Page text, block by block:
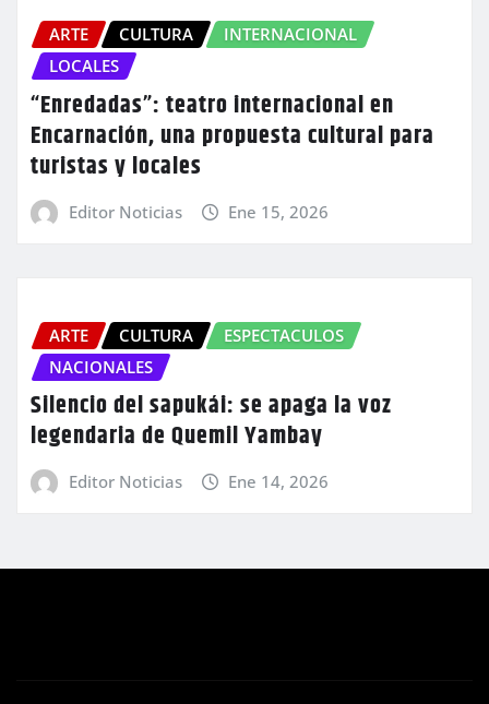
ARTE CULTURA
INTERNACIONAL
LOCALES
“Enredadas”: teatro internacional en
Encarnación, una propuesta cultural para
turistas y locales
Editor Noticias Ene 15, 2026
ARTE CULTURA
ESPECTACULOS
NACIONALES
Silencio del sapukái: se apaga la voz
legendaria de Quemil Yambay
Editor Noticias Ene 14, 2026